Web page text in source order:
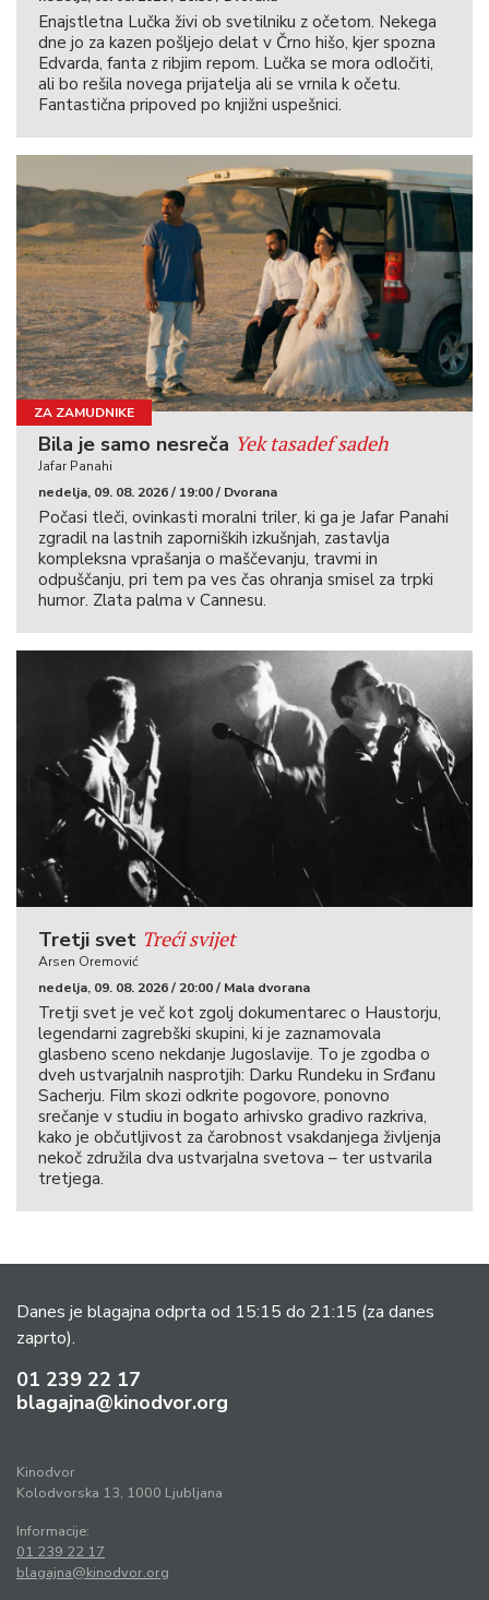
Enajstletna Lučka živi ob svetilniku z očetom. Nekega
dne jo za kazen pošljejo delat v Črno hišo, kjer spozna
Edvarda, fanta z ribjim repom. Lučka se mora odločiti,
ali bo rešila novega prijatelja ali se vrnila k očetu.
Fantastična pripoved po knjižni uspešnici.
ZA ZAMUDNIKE
Bila je samo nesreča Yek tasadef sadeh
Jafar Panahi
nedelja, 09. 08. 2026 / 19:00 / Dvorana
Počasi tleči, ovinkasti moralni triler, ki ga je Jafar Panahi
zgradil na lastnih zaporniških izkušnjah, zastavlja
kompleksna vprašanja o maščevanju, travmi in
odpuščanju, pri tem pa ves čas ohranja smisel za trpki
humor. Zlata palma v Cannesu.
Tretji svet Treći svijet
Arsen Oremović
nedelja, 09. 08. 2026 / 20:00 / Mala dvorana
Tretji svet je več kot zgolj dokumentarec o Haustorju,
legendarni zagrebški skupini, ki je zaznamovala
glasbeno sceno nekdanje Jugoslavije. To je zgodba o
dveh ustvarjalnih nasprotjih: Darku Rundeku in Srđanu
Sacherju. Film skozi odkrite pogovore, ponovno
srečanje v studiu in bogato arhivsko gradivo razkriva,
kako je občutljivost za čarobnost vsakdanjega življenja
nekoč združila dva ustvarjalna svetova – ter ustvarila
tretjega.
Danes je blagajna odprta od 15:15 do 21:15 (za danes
zaprto).
01 239 22 17
blagajna@kinodvor.org
Kinodvor
Kolodvorska 13, 1000 Ljubljana
Informacije:
01 239 22 17
blagajna@kinodvor.org